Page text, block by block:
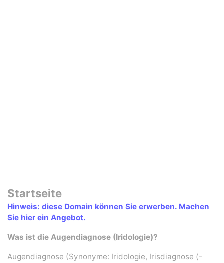
Startseite
Hinweis: diese Domain können Sie erwerben. Machen
Sie hier ein Angebot.
Was ist die Augendiagnose (Iridologie)?
Augendiagnose (Synonyme: Iridologie, Irisdiagnose (-